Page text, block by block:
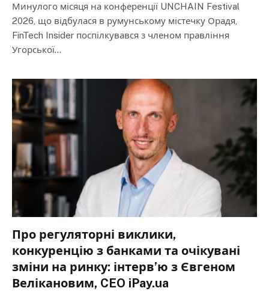
Минулого місяця на конференції UNCHAIN Festival
2026, що відбулася в румунському містечку Орадя,
FinTech Insider поспілкувався з членом правління
Угорської…
Про регуляторні виклики,
конкуренцію з банками та очікувані
зміни на ринку: інтерв’ю з Євгеном
Велікановим, CEO iPay.ua